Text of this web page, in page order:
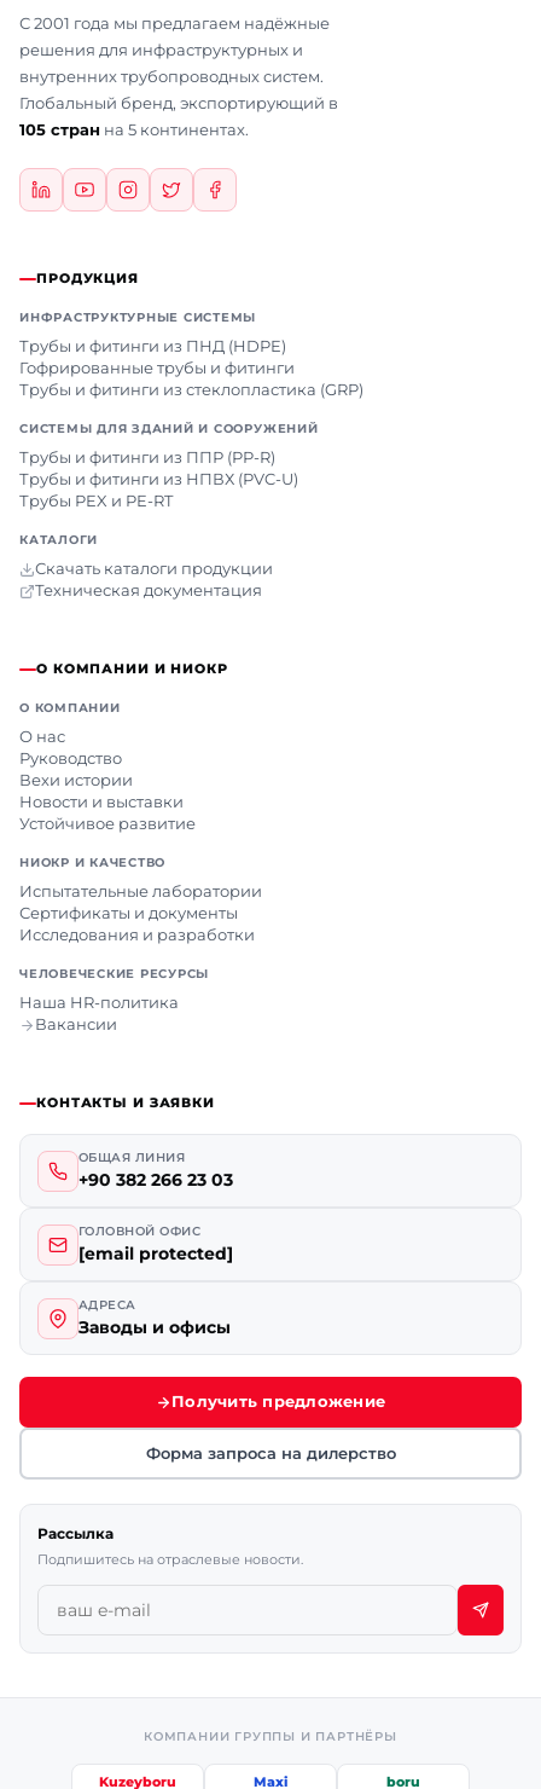
С 2001 года мы предлагаем надёжные
решения для инфраструктурных и
внутренних трубопроводных систем.
Глобальный бренд, экспортирующий в
105 стран на 5 континентах.
ПРОДУКЦИЯ
ИНФРАСТРУКТУРНЫЕ СИСТЕМЫ
Трубы и фитинги из ПНД (HDPE)
Гофрированные трубы и фитинги
Трубы и фитинги из стеклопластика (GRP)
СИСТЕМЫ ДЛЯ ЗДАНИЙ И СООРУЖЕНИЙ
Трубы и фитинги из ППР (PP-R)
Трубы и фитинги из НПВХ (PVC-U)
Трубы PEX и PE-RT
КАТАЛОГИ
Скачать каталоги продукции
Техническая документация
О КОМПАНИИ И НИОКР
О КОМПАНИИ
О нас
Руководство
Вехи истории
Новости и выставки
Устойчивое развитие
НИОКР И КАЧЕСТВО
Испытательные лаборатории
Сертификаты и документы
Исследования и разработки
ЧЕЛОВЕЧЕСКИЕ РЕСУРСЫ
Наша HR-политика
Вакансии
КОНТАКТЫ И ЗАЯВКИ
ОБЩАЯ ЛИНИЯ
+90 382 266 23 03
ГОЛОВНОЙ ОФИС
[email protected]
АДРЕСА
Заводы и офисы
Получить предложение
Форма запроса на дилерство
Рассылка
Подпишитесь на отраслевые новости.
КОМПАНИИ ГРУППЫ И ПАРТНЁРЫ
Kuzeyboru Maxi boru